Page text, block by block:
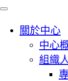
關於中心
中心
組織